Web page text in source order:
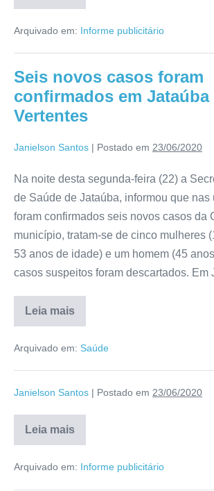
Arquivado em: Informe publicitário
Seis novos casos foram
confirmados em Jataúba
Vertentes
Janielson Santos | Postado em 23/06/2020
Na noite desta segunda-feira (22) a
de Saúde de Jataúba, informou que nas
foram confirmados seis novos casos da
município, tratam-se de cinco mulheres
53 anos de idade) e um homem (45
casos suspeitos foram descartados. Em
Leia mais
Arquivado em: Saúde
Janielson Santos | Postado em 23/06/2020
Leia mais
Arquivado em: Informe publicitário